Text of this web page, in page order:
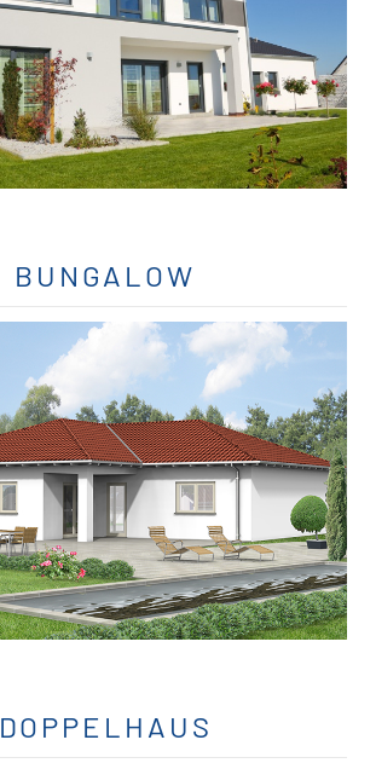
BUNGALOW
DOPPELHAUS